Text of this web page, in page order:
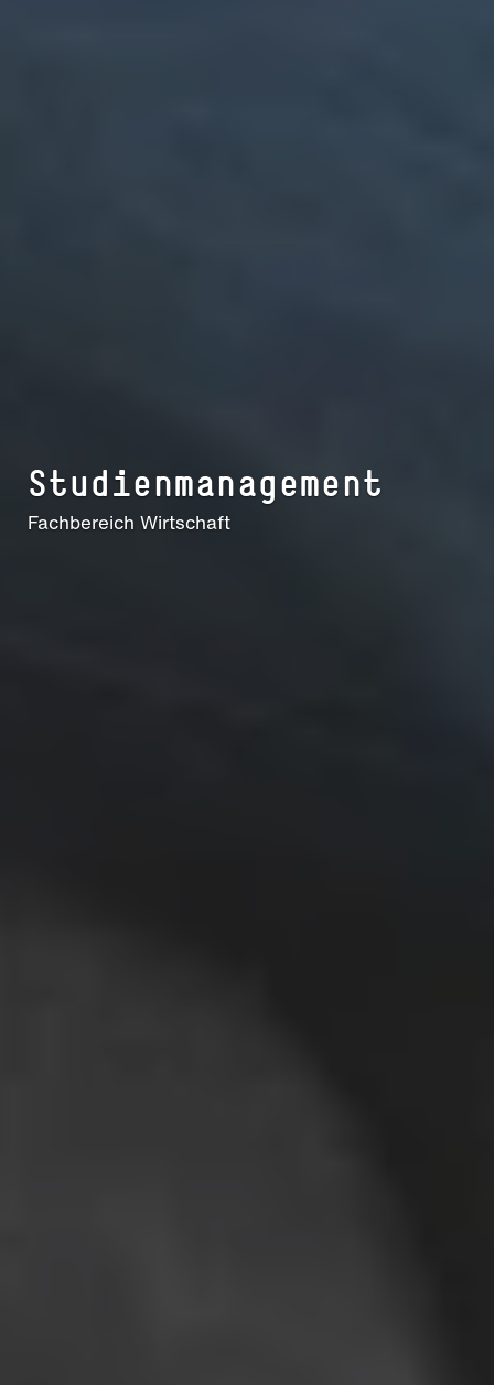
Stu­di­en­ma­na­ge­ment
Fachbereich Wirtschaft